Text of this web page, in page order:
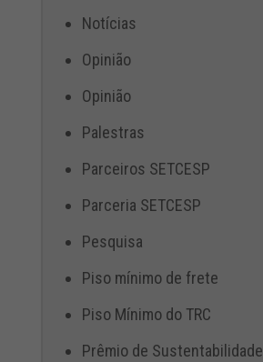
Notícias
Opinião
Opinião
Palestras
Parceiros SETCESP
Parceria SETCESP
Pesquisa
Piso mínimo de frete
Piso Mínimo do TRC
Prêmio de Sustentabilidade